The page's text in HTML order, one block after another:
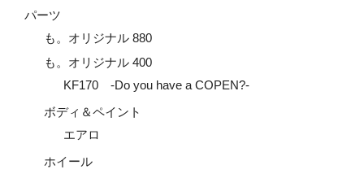
パーツ
も。オリジナル 880
も。オリジナル 400
KF170 -Do you have a COPEN?-
ボディ＆ペイント
エアロ
ホイール